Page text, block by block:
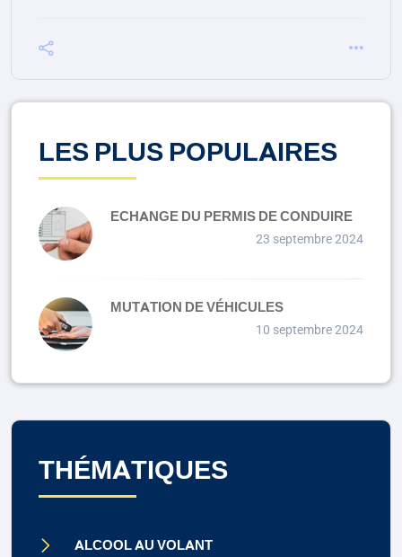
LES PLUS POPULAIRES
ECHANGE DU PERMIS DE CONDUIRE
23 septembre 2024
MUTATION DE VÉHICULES
10 septembre 2024
THÉMATIQUES
ALCOOL AU VOLANT